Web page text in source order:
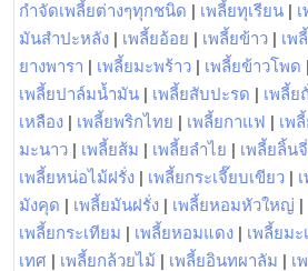
กำจัดเพลี้ยต่างๆทุกชนิด | เพลี้ยทุเรียน |
มันสำปะหลัง | เพลี้ยอ้อย | เพลี้ยข้าว | เพ
ยางพารา | เพลี้ยมะพร้าว | เพลี้ยข้าวโพด |
เพลี้ยปาล์มน้ำมัน | เพลี้ยสับปะรด | เพลี้ย
เหลือง | เพลี้ยพริกไทย | เพลี้ยกาแฟ | เพ
มะนาว | เพลี้ยส้ม | เพลี้ยลำไย | เพลี้ยลิ้นจี่
เพลี้ยหน่อไม้ฝรั่ง | เพลี้ยกระเจี๊ยบเขียว |
มังคุด | เพลี้ยมันฝรั่ง | เพลี้ยหอมหัวใหญ่ |
เพลี้ยกระเทียม | เพลี้ยหอมแดง | เพลี้ยมะ
เทศ | เพลี้ยกล้วยไม้ | เพลี้ยอินทผาลัม | เ